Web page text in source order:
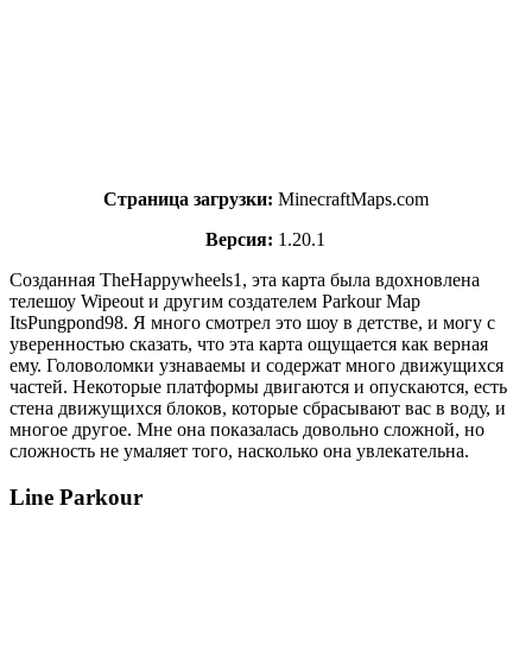
Страница загрузки: MinecraftMaps.com
Версия: 1.20.1
Созданная TheHappywheels1, эта карта была вдохновлена ​​
телешоу Wipeout и другим создателем Parkour Map
ItsPungpond98. Я много смотрел это шоу в детстве, и могу с
уверенностью сказать, что эта карта ощущается как верная
ему. Головоломки узнаваемы и содержат много движущихся
частей. Некоторые платформы двигаются и опускаются, есть
стена движущихся блоков, которые сбрасывают вас в воду, и
многое другое. Мне она показалась довольно сложной, но
сложность не умаляет того, насколько она увлекательна.
Line Parkour